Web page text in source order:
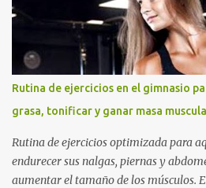
Rutina de ejercicios en el gimnasio
grasa, tonificar y ganar masa
Rutina de ejercicios optimizada para
endurecer sus nalgas, piernas y
aumentar el tamaño de los músculos.